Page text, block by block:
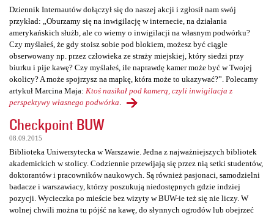
Dziennik Internautów dołączył się do naszej akcji i zgłosił nam swój
przykład: „Oburzamy się na inwigilację w internecie, na działania
amerykańskich służb, ale co wiemy o inwigilacji na własnym podwórku?
Czy myślałeś, że gdy stoisz sobie pod blokiem, możesz być ciągle
obserwowany np. przez człowieka ze straży miejskiej, który siedzi przy
biurku i pije kawę? Czy myślałeś, ile naprawdę kamer może być w Twojej
okolicy? A może spojrzysz na mapkę, która może to ukazywać?”. Polecamy
artykuł Marcina Maja: Ktoś nasikał pod kamerą, czyli inwigilacja z
perspektywy własnego podwórka
Checkpoint BUW
08.09.2015
Biblioteka Uniwersytecka w Warszawie. Jedna z najważniejszych bibliotek
akademickich w stolicy. Codziennie przewijają się przez nią setki studentów,
doktorantów i pracowników naukowych. Są również pasjonaci, samodzielni
badacze i warszawiacy, którzy poszukują niedostępnych gdzie indziej
pozycji. Wycieczka po mieście bez wizyty w BUW-ie też się nie liczy. W
wolnej chwili można tu pójść na kawę, do słynnych ogrodów lub obejrzeć